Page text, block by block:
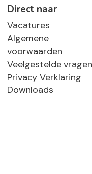
Direct naar
Vacatures
Algemene
voorwaarden
Veelgestelde vragen
Privacy Verklaring
Downloads